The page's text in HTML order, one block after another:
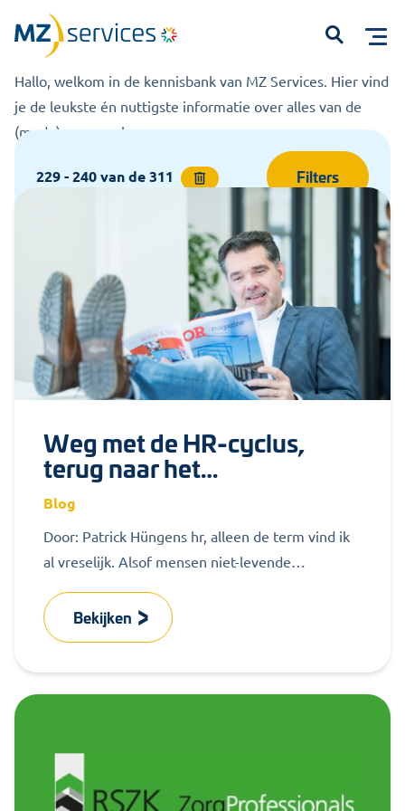
Start met typen om te zoeken...
Home Kennisbank
Kennisbank
Hallo, welkom in de kennisbank van MZ Services. Hier vind
je de leukste én nuttigste informatie over alles van de
(mede)zeggenschap.
229 - 240van de311 Filters
Weg met de HR-cyclus,
terug naar het
boerenverstand
Blog
Door: Patrick Hüngens hr, alleen de term vind ik
al vreselijk. Alsof mensen niet-levende
Bekijken